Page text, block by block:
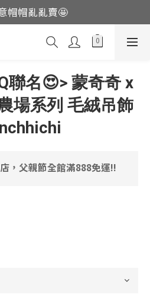
貨不用等👟
貨不用等👟
開團中!!辣妹必收
貨不用等👟
聯名😍> 蒙奇奇 x
場系列 毛絨吊飾
，父親節全館滿888免運!!